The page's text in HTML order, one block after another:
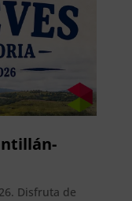
Disfruta de